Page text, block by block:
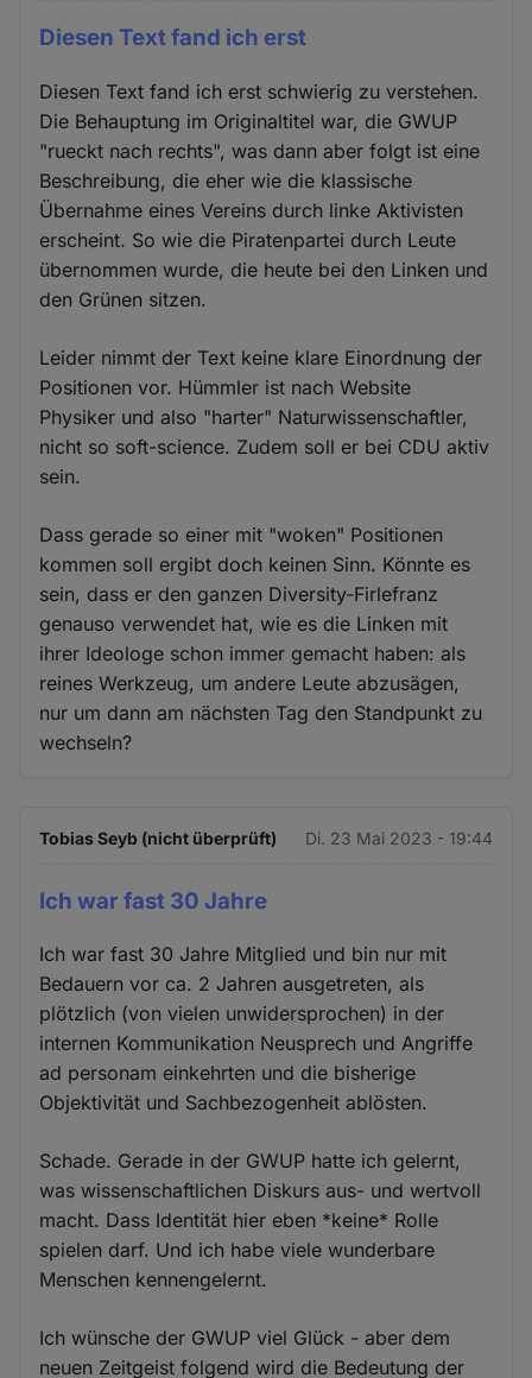
Diesen Text fand ich erst
Diesen Text fand ich erst schwierig zu verstehen.
Die Behauptung im Originaltitel war, die GWUP
"rueckt nach rechts", was dann aber folgt ist eine
Beschreibung, die eher wie die klassische
Übernahme eines Vereins durch linke Aktivisten
erscheint. So wie die Piratenpartei durch Leute
übernommen wurde, die heute bei den Linken und
den Grünen sitzen.
Leider nimmt der Text keine klare Einordnung der
Positionen vor. Hümmler ist nach Website
Physiker und also "harter" Naturwissenschaftler,
nicht so soft-science. Zudem soll er bei CDU aktiv
sein.
Dass gerade so einer mit "woken" Positionen
kommen soll ergibt doch keinen Sinn. Könnte es
sein, dass er den ganzen Diversity-Firlefranz
genauso verwendet hat, wie es die Linken mit
ihrer Ideologe schon immer gemacht haben: als
reines Werkzeug, um andere Leute abzusägen,
nur um dann am nächsten Tag den Standpunkt zu
wechseln?
Tobias Seyb (nicht überprüft) Di. 23 Mai 2023 - 19:44
Ich war fast 30 Jahre
Ich war fast 30 Jahre Mitglied und bin nur mit
Bedauern vor ca. 2 Jahren ausgetreten, als
plötzlich (von vielen unwidersprochen) in der
internen Kommunikation Neusprech und Angriffe
ad personam einkehrten und die bisherige
Objektivität und Sachbezogenheit ablösten.
Schade. Gerade in der GWUP hatte ich gelernt,
was wissenschaftlichen Diskurs aus- und wertvoll
macht. Dass Identität hier eben *keine* Rolle
spielen darf. Und ich habe viele wunderbare
Menschen kennengelernt.
Ich wünsche der GWUP viel Glück - aber dem
neuen Zeitgeist folgend wird die Bedeutung der